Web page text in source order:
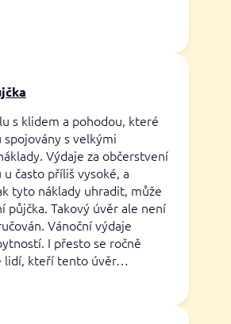
s klidem a pohodou, které
spojovány s velkými
Výdaje za občerstvení
u často příliš vysoké, a
tyto náklady uhradit, může
půjčka. Takový úvěr ale není
Vánoční výdaje
I přesto se ročně
lidí, kteří tento úvěr…